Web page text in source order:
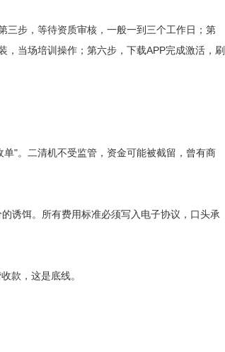
步，等待资质审核，一般一到三个工作日；第
当场培训操作；第六步，下载APP完成激活，刷
"。二清机不受监管，资金可能被截留，曾有商
诱饵。所有费用标准必须写入电子协议，口头承
款，这是底线。